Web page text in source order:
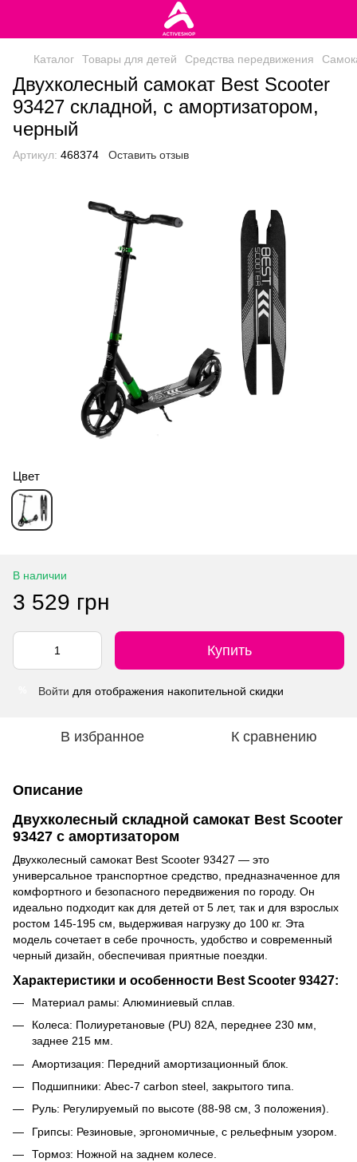
Каталог Товары для детей Средства передвижения
Двухколесный самокат Best Scooter
93427 складной, с амортизатором,
черный
Артикул: 468374 Оставить отзыв
Цвет
В наличии
3 529 грн
Купить
Войти для отображения накопительной скидки
В избранное К сравнению
Описание
Двухколесный складной самокат Best Scooter
93427 с амортизатором
Двухколесный самокат Best Scooter 93427 — это
универсальное транспортное средство, предназначенное для
комфортного и безопасного передвижения по городу. Он
идеально подходит как для детей от 5 лет, так и для взрослых
ростом 145-195 см, выдерживая нагрузку до 100 кг. Эта
модель сочетает в себе прочность, удобство и современный
черный дизайн, обеспечивая приятные поездки.
Характеристики и особенности Best Scooter 93427:
Материал рамы: Алюминиевый сплав.
Колеса: Полиуретановые (PU) 82А, переднее 230 мм,
заднее 215 мм.
Амортизация: Передний амортизационный блок.
Подшипники: Abec-7 carbon steel, закрытого типа.
Руль: Регулируемый по высоте (88-98 см, 3 положения).
Грипсы: Резиновые, эргономичные, с рельефным узором.
Тормоз: Ножной на заднем колесе.